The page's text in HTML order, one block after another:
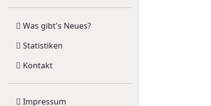
Was gibt's Neues?
Statistiken
Kontakt
Impressum